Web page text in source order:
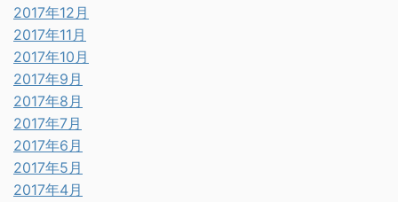
2017年12月
2017年11月
2017年10月
2017年9月
2017年8月
2017年7月
2017年6月
2017年5月
2017年4月